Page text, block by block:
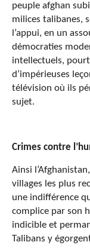
peuple afghan
milices talibanes,
l’appui, en un
démocraties
intellectuels,
d’impérieuses
télévision où ils
sujet.
Crimes contre
Ainsi
villages les plus
une indifférence
complice par son
indicible et
Talibans y